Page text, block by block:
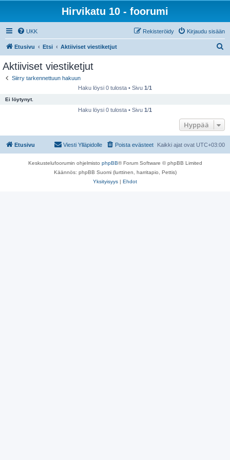
Hirvikatu 10 - foorumi
UKK Kirjaudu sisään
Rekisteröidy
Etusivu Etsi Aktiiviset viestiketjut
Aktiiviset viestiketjut
Siirry tarkennettuun hakuun
Haku löysi 0 tulosta • Sivu 1/1
Ei löytynyt.
Haku löysi 0 tulosta • Sivu 1/1
Hyppää
Etusivu Kaikki ajat ovat UTC+03:00
Poista evästeet
Viesti Ylläpidolle
Keskustelufoorumin ohjelmisto phpBB® Forum Software © phpBB Limited
Käännös: phpBB Suomi (lurttinen, harritapio, Pettis)
Yksityisyys | Ehdot